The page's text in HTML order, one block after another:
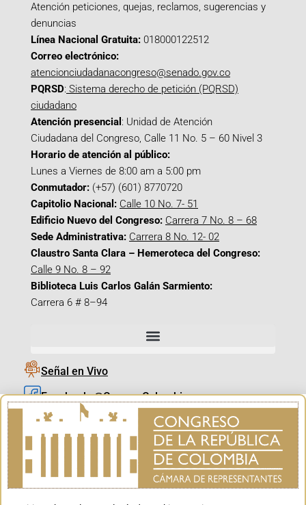
Atención peticiones, quejas, reclamos, sugerencias y
denuncias
Línea Nacional Gratuita: 018000122512
Correo electrónico:
atencionciudadanacongreso@senado.gov.co
PQRSD: Sistema derecho de petición (PQRSD)
ciudadano
Atención presencial : Unidad de Atención
Ciudadana del Congreso, Calle 11 No. 5 – 60 Nivel 3
Horario de atención al público:
Lunes a Viernes de 8:00 am a 5:00 pm
Conmutador: (+57) (601) 8770720
Capitolio Nacional: Calle 10 No. 7- 51
Edificio Nuevo del Congreso: Carrera 7 No. 8 – 68
Sede Administrativa: Carrera 8 No. 12- 02
Claustro Santa Clara – Hemeroteca del Congreso:
Calle 9 No. 8 – 92
Biblioteca Luis Carlos Galán Sarmiento:
Carrera 6 # 8–94
Señal en Vivo
Facebook_@CamaraColombia
Instagram_@CamaraColombia
X_@CamaraColombia
Youtube_@CamaraColombia